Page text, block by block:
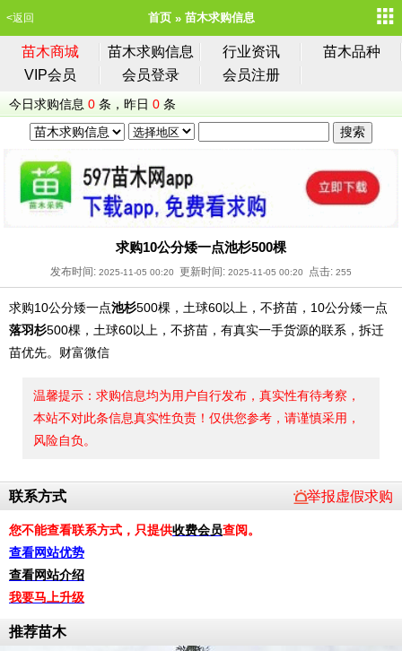
<返回 首页 苗木求购信息
苗木商城 苗木求购信息 行业资讯
苗木品种
VIP会员
会员登录 会员注册
今日求购信息 0 条，昨日 0 条
求购10公分矮一点池杉500棵
发布时间: 2025-11-05 00:20 更新时间: 2025-11-05 00:20 点击: 255
求购10公分矮一点池杉500棵，土球60以上，不挤苗，10公分矮一点
落羽杉500棵，土球60以上，不挤苗，有真实一手货源的联系，拆迁
苗优先。财富微信
温馨提示：求购信息均为用户自行发布，真实性有待考察，
本站不对此条信息真实性负责！仅供您参考，请谨慎采用，
风险自负。
举报虚假求购
联系方式
您不能查看联系方式，只提供收费会员查阅。
查看网站优势
查看网站介绍
我要马上升级
推荐苗木